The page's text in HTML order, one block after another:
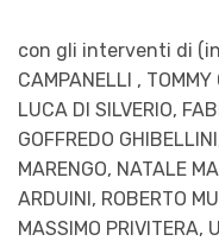
con gli interventi di
CAMPANELLI ,
LUCA DI SILVERIO,
GOFFREDO
MARENGO, NATALE
ARDUINI, ROBERTO
MASSIMO PRIVITERA,